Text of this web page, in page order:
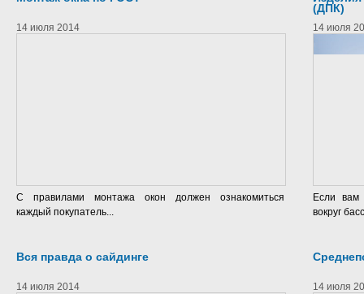
14 июля 2014
С правилами монтажа окон должен ознакомиться
каждый покупатель...
(ДПК)
14 июля
Если вам
вокруг
Вся правда о сайдинге
14 июля 2014 14 июля